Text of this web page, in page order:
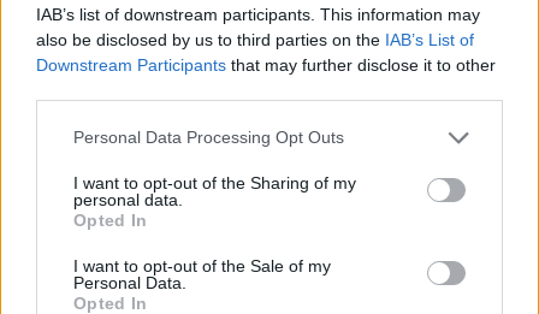
IAB’s list of downstream participants. This information may
also be disclosed by us to third parties on the IAB’s List of
Downstream Participants that may further disclose it to other
Personal Data Processing Opt Outs
I want to opt-out of the Sharing of my
personal data.
Opted In
I want to opt-out of the Sale of my
Personal Data.
Opted In